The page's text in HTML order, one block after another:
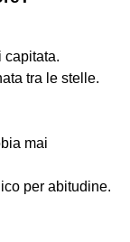
capitata.
tra le stelle.
mai
per abitudine.